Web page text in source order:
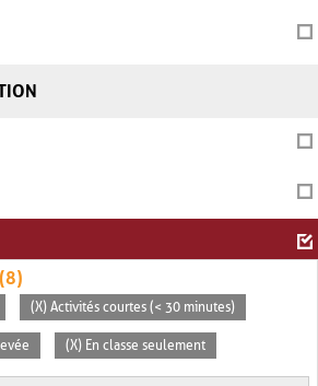
(X) Activités courtes (< 30 minutes)
(X) En classe seulement